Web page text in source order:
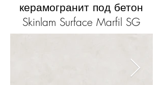
керамогранит под бетон
Skinlam Surface Marfil SG